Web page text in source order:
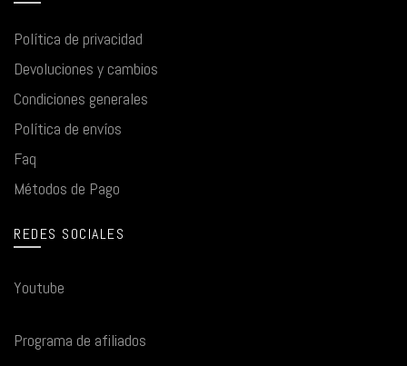
Política de privacidad
Devoluciones y cambios
Condiciones generales
Política de envíos
Faq
Métodos de Pago
REDES SOCIALES
Youtube
Programa de afiliados